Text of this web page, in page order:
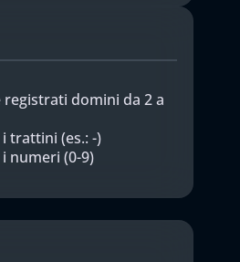
registrati domini da 2 a
trattini (es.: -)
numeri (0-9)